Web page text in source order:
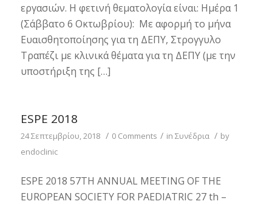
εργασιών. Η φετινή θεματολογία είναι: Ημέρα 1
(Σάββατο 6 Οκτωβρίου): Με αφορμή το μήνα
Ευαισθητοποίησης για τη ΔΕΠΥ, Στρογγυλο
Τραπέζι με κλινικά θέματα για τη ΔΕΠΥ (με την
υποστήριξη της […]
ESPE 2018
24 Σεπτεμβρίου, 2018 / 0 Comments / in Συνέδρια / by
endoclinic
ESPE 2018 57TH ANNUAL MEETING OF THE
EUROPEAN SOCIETY FOR PAEDIATRIC 27 th –